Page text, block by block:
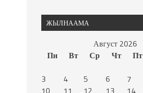
ЖЫЛНААМА
Август 2026
Пн
Вт Ср Чт Пт
3
4 5 6 7
10
11 12 13 14